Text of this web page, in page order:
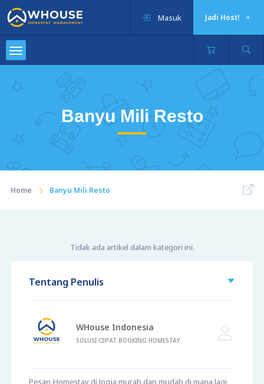
Jadi Host!
Masuk
Banyu Mili Resto
Home Banyu Mili Resto
Tidak ada artikel dalam kategori ini.
Tentang Penulis
WHouse Indonesia
SOLUSI CEPAT BOOKING HOMESTAY
Pesan Homestay di Jogja murah dan mudah di mana lagi